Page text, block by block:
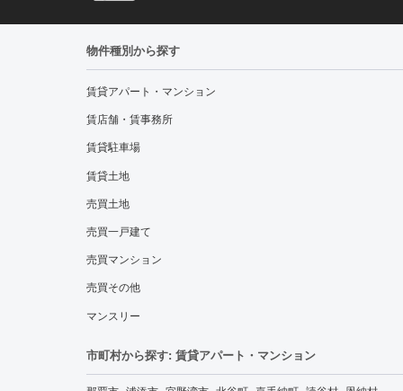
物件種別から探す
賃貸アパート・マンション
賃店舗・賃事務所
賃貸駐車場
賃貸土地
売買土地
売買一戸建て
売買マンション
売買その他
マンスリー
市町村から探す: 賃貸アパート・マンション